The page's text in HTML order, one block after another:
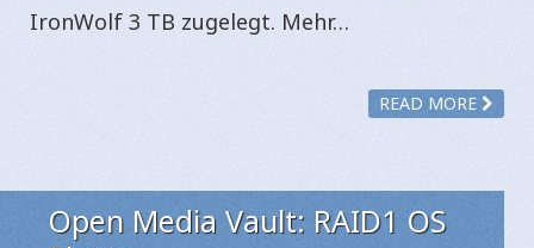
IronWolf 3 TB zugelegt. Mehr…
READ MORE
Open Media Vault: RAID1 OS